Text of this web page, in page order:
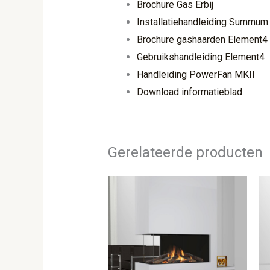
Brochure Gas Erbij
Installatiehandleiding
Brochure gashaarden Element4
Gebruikshandleiding Element4
Handleiding PowerFan MKII
Download informatieblad
Gerelateerde producten